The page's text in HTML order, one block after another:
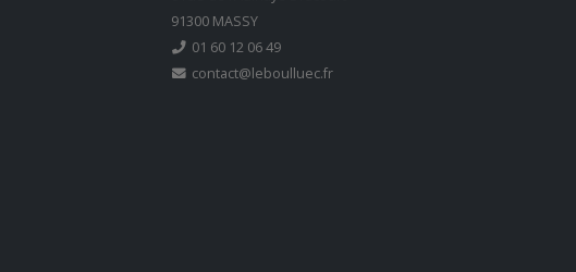
91300 MASSY
01 60 12 06 49
contact@leboulluec.fr